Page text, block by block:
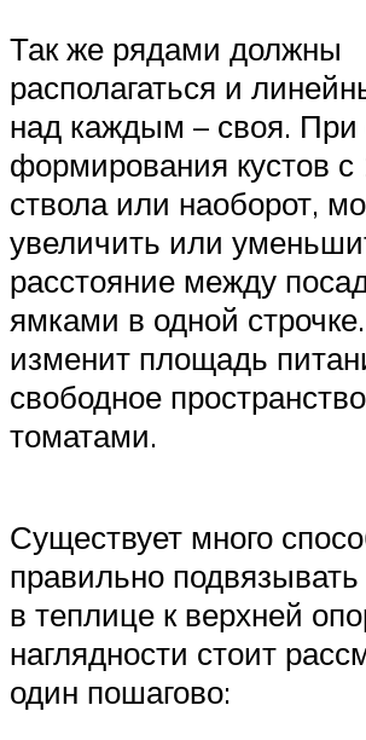
Так же рядами должны
располагаться и
над каждым – своя. При
формирования кустов с
ствола или наоборот,
увеличить или
расстояние между
ямками в одной
изменит площадь
свободное
томатами.
Существует много
правильно
в теплице к верхней
наглядности стоит
один пошагово: